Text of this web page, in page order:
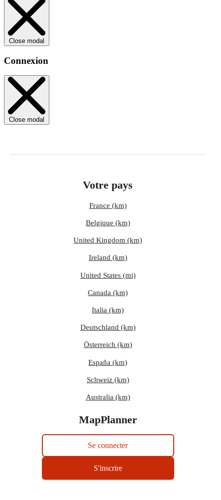
Close modal
Connexion
Close modal
Votre pays
France (km)
Belgique (km)
United Kingdom (km)
Ireland (km)
United States (mi)
Canada (km)
Italia (km)
Deutschland (km)
Österreich (km)
España (km)
Schweiz (km)
Australia (km)
MapPlanner
Se connecter
S'inscrire